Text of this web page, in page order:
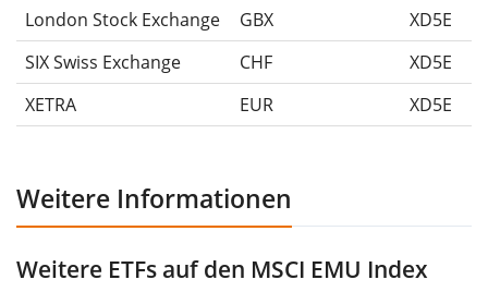
London Stock Exchange
GBX
XD5E
SIX Swiss Exchange
CHF
XD5E
XETRA
EUR XD5E
Weitere Informationen
Weitere ETFs auf den MSCI EMU Index